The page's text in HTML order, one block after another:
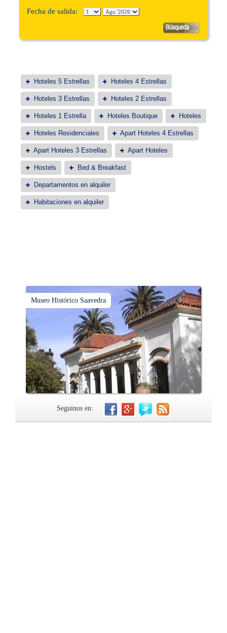
Fecha de salida:
Hoteles 5 Estrellas Hoteles 4 Estrellas
Hoteles 3 Estrellas Hoteles 2 Estrellas
Hoteles 1 Estrella Hoteles Boutique Hoteles
Hoteles Residenciales Apart Hoteles 4 Estrellas
Apart Hoteles 3 Estrellas Apart Hoteles
Hostels Bed & Breakfast
Departamentos en alquiler
Habitaciones en alquiler
Museo Histórico Saavedra
Seguinos en: